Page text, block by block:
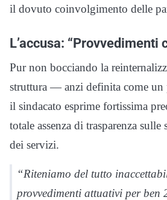
il dovuto coinvolgimento delle
L’accusa: “Provvedimenti
Pur non bocciando la
struttura — anzi definita come
il sindacato esprime fortissima
totale assenza di trasparenza
dei servizi.
“Riteniamo del tutto
provvedimenti attuativi per ben